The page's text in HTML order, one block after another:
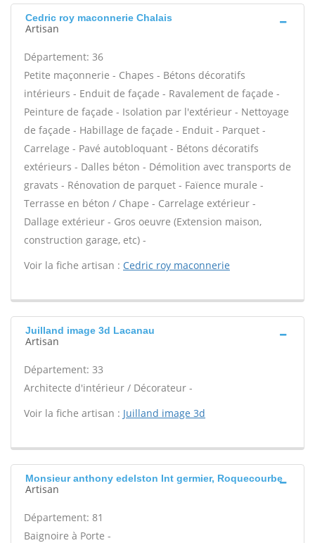
Cedric roy maconnerie Chalais
Artisan
Département: 36
Petite maçonnerie - Chapes - Bétons décoratifs
intérieurs - Enduit de façade - Ravalement de façade -
Peinture de façade - Isolation par l'extérieur - Nettoyage
de façade - Habillage de façade - Enduit - Parquet -
Carrelage - Pavé autobloquant - Bétons décoratifs
extérieurs - Dalles béton - Démolition avec transports de
gravats - Rénovation de parquet - Faïence murale -
Terrasse en béton / Chape - Carrelage extérieur -
Dallage extérieur - Gros oeuvre (Extension maison,
construction garage, etc) -
Voir la fiche artisan : Cedric roy maconnerie
Juilland image 3d Lacanau
Artisan
Département: 33
Architecte d'intérieur / Décorateur -
Voir la fiche artisan : Juilland image 3d
Monsieur anthony edelston Int germier, Roquecourbe
Artisan
Département: 81
Baignoire à Porte -